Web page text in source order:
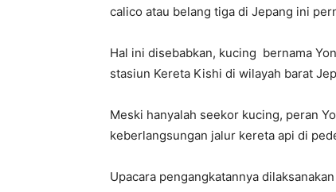
calico atau belang tiga di Jepang ini
Hal ini disebabkan, kucing bernama
stasiun Kereta Kishi di wilayah barat
Meski hanyalah seekor kucing, peran
keberlangsungan jalur kereta api di
Upacara pengangkatannya